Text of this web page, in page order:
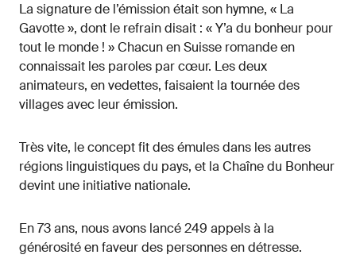
La signature de l’émission était son hymne, « La
Gavotte », dont le refrain disait : « Y’a du bonheur pour
tout le monde ! » Chacun en Suisse romande en
connaissait les paroles par cœur. Les deux
animateurs, en vedettes, faisaient la tournée des
villages avec leur émission.
Très vite, le concept fit des émules dans les autres
régions linguistiques du pays, et la Chaîne du Bonheur
devint une initiative nationale.
En 73 ans, nous avons lancé 249 appels à la
générosité en faveur des personnes en détresse.